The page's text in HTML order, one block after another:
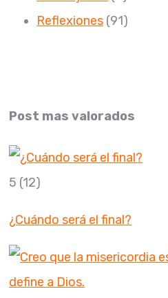
Reflexiones (91)
Post mas valorados
5 (12)
¿Cuándo será el final?